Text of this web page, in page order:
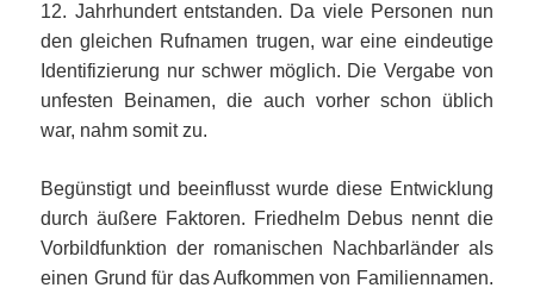
12. Jahrhundert entstanden. Da viele Personen nun
den gleichen Rufnamen trugen, war eine eindeutige
Identifizierung nur schwer möglich. Die Vergabe von
unfesten Beinamen, die auch vorher schon üblich
war, nahm somit zu.
Begünstigt und beeinflusst wurde diese Entwicklung
durch äußere Faktoren. Friedhelm Debus nennt die
Vorbildfunktion der romanischen Nachbarländer als
einen Grund für das Aufkommen von Familiennamen.